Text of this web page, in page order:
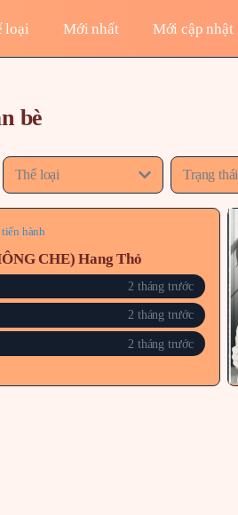
loại Mới nhất Mới cập nhật
bè
Thể loại Trạng thái
hành
CHE) Hang Thỏ
2 tháng trước
2 tháng trước
2 tháng trước